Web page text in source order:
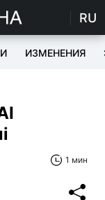
RU
ИЗМЕНЕНИЯ
1 мин